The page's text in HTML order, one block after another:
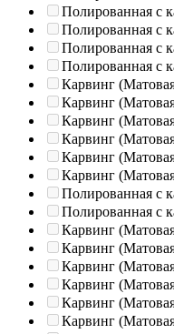
Полированная c
Полированная c
Полированная c
Полированная c
Карвинг
Карвинг
Карвинг
Карвинг
Карвинг
Карвинг
Полированная c
Полированная c
Карвинг
Карвинг
Карвинг
Карвинг
Карвинг
Карвинг